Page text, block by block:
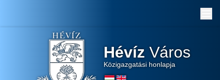
Hévíz Város
Közigazgatási honlapja